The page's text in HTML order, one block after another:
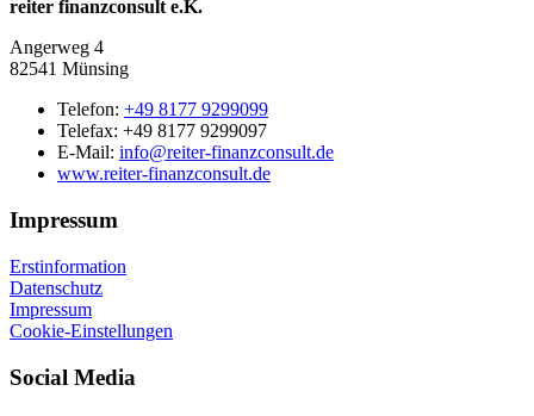
reiter finanzconsult e.K.
Angerweg 4
82541 Münsing
Telefon: +49 8177 9299099
Telefax: +49 8177 9299097
E-Mail: info@reiter-finanzconsult.de
www.reiter-finanzconsult.de
Impressum
Erstinformation
Datenschutz
Impressum
Cookie-Einstellungen
Social Media